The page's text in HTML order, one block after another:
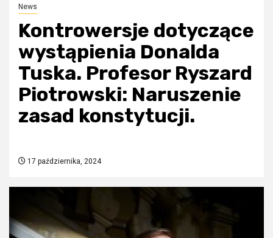
News
Kontrowersje dotyczące
wystąpienia Donalda
Tuska. Profesor Ryszard
Piotrowski: Naruszenie
zasad konstytucji.
17 października, 2024